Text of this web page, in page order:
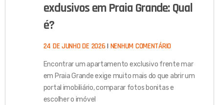
exclusivos em Praia Grande: Qual
é?
24 DE JUNHO DE 2026 NENHUM COMENTÁRIO
Encontrar um apartamento exclusivo frente mar
em Praia Grande exige muito mais do que abrir um
portal imobiliário, comparar fotos bonitas e
escolher o imóvel